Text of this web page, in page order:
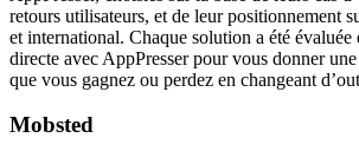
retours utilisateurs, et de leur positionnement
et international. Chaque solution a été évaluée
directe avec AppPresser pour vous donner
que vous gagnez ou perdez en changeant
Mobsted